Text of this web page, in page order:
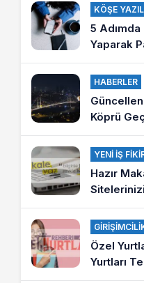
KÖŞE
5 Adımda
Yaparak
HABERLER
Köprü
YENI İŞ
Hazır
Özel
Yurtları